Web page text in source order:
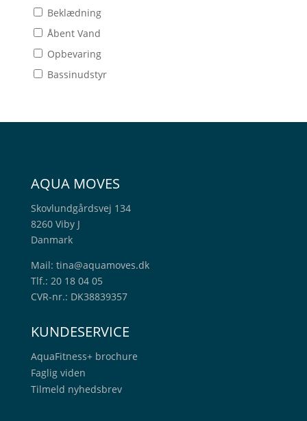
Beklædning
Åbent Vand
Opbevaring
Bassinudstyr
AQUA MOVES
Skovlundgårdsvej 134
8260 Viby J
Danmark
Mail: tina@aquamoves.dk
Tlf.: 20 18 04 05
CVR-nr.: DK38839357
KUNDESERVICE
AquaFitness+ brochure
Faglig viden
Tilmeld nyhedsbrev